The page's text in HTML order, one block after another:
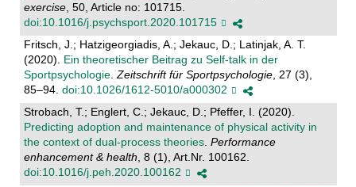
exercise, 50, Article no: 101715.
doi:10.1016/j.psychsport.2020.101715
Fritsch, J.; Hatzigeorgiadis, A.; Jekauc, D.; Latinjak, A. T.
(2020). Ein theoretischer Beitrag zu Self-talk in der
Sportpsychologie.Zeitschrift für Sportpsychologie, 27 (3),
85–94. doi:10.1026/1612-5010/a000302
Strobach, T.; Englert, C.; Jekauc, D.; Pfeffer, I. (2020).
Predicting adoption and maintenance of physical activity in
the context of dual-process theories. Performance
enhancement & health, 8 (1), Art.Nr. 100162.
doi:10.1016/j.peh.2020.100162